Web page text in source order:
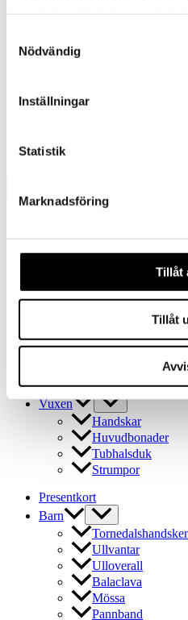
Nödvändig
Inställningar
Statistik
Marknadsföring
Tillåt
Tillåt
Sokker i merinoull – Tennissokker
Barn
Ulloverall
Balaclava
Pannband
Outlet
Vuxen
Handskar
Huvudbonader
Tubhalsduk
Strumpor
Presentkort
Barn
Ullvantar
Ulloverall
Balaclava
Mössa
Pannband